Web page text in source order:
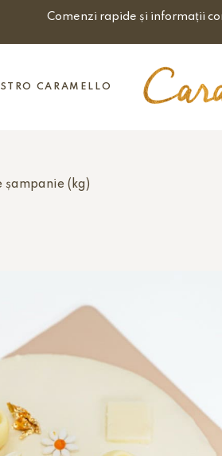
Comenzi rapide și informații
CARAMELLO
șampanie (kg)